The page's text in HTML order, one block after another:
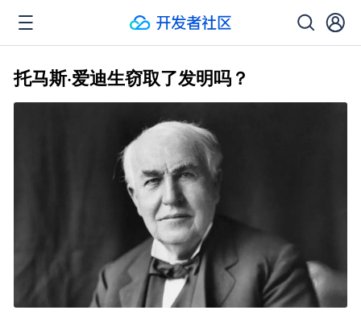
托马斯·爱迪生窃取了发明吗？